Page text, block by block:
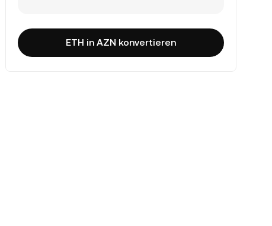
ETH in AZN konvertieren